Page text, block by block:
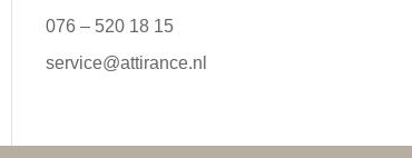
076 – 520 18 15
service@attirance.nl